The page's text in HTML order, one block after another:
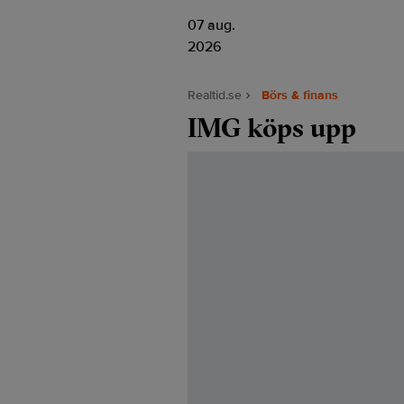
07 aug.
2026
Realtid.se Börs & finans
IMG köps upp